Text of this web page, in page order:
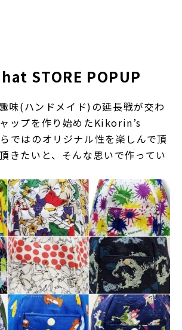
STORE POPUP
味(ハンドメイド)の延長戦が交わ
ップを作り始めたKikorin’s
ではのオリジナル性を楽しんで頂
きたいと、そんな思いで作ってい